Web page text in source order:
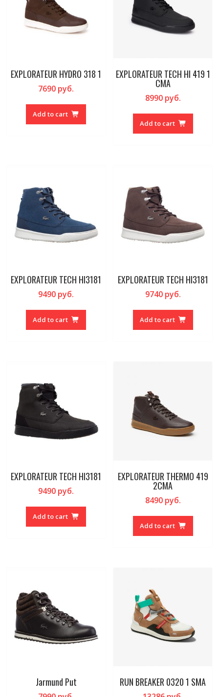
EXPLORATEUR HYDRO 318 1
7690 руб.
Add to cart
EXPLORATEUR TECH HI 419 1
CMA
8990руб.
Add to cart
EXPLORATEUR TECH HI3181
9490 руб.
Add to cart
EXPLORATEUR TECH HI3181
9740руб.
Add to cart
EXPLORATEUR TECH HI3181
9490 руб.
Add to cart
EXPLORATEUR THERMO 419
2CMA
8490руб.
Add to cart
Jarmund Put RUN BREAKER 0320 1 SMA